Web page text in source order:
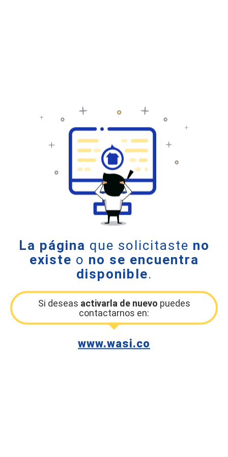
La página que solicitaste no
existe o no se encuentra
disponible.
Si deseas activarla de nuevo puedes
contactarnos en:
www.wasi.co